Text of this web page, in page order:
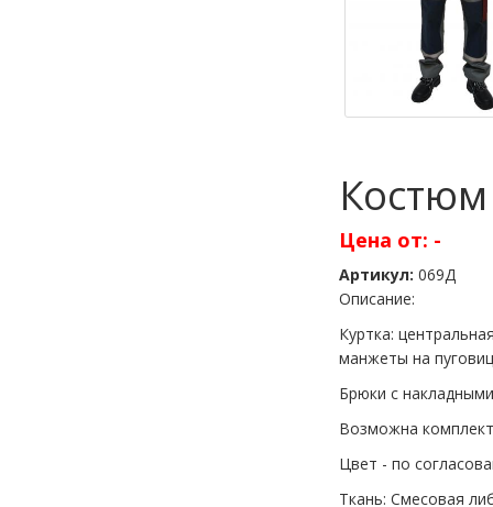
Цена от: -
Артикул: 069Д
Описание:
Куртка:
манжеты на
Брюки с
Возможна
Цвет - по
Ткань: Смесовая